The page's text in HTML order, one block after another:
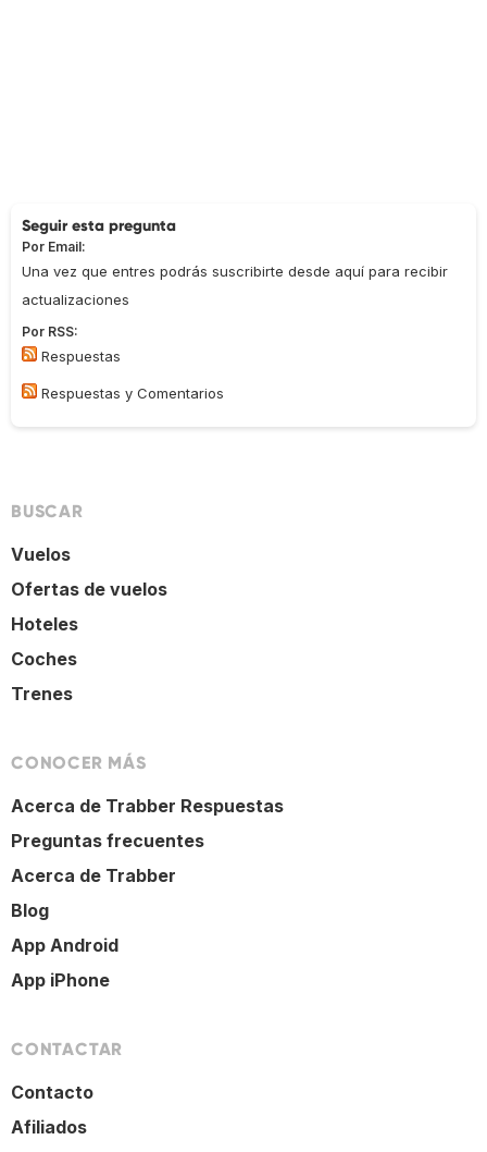
Seguir esta pregunta
Por Email:
Una vez que entres podrás suscribirte desde aquí para recibir
actualizaciones
Por RSS:
Respuestas
Respuestas y Comentarios
BUSCAR
Vuelos
Ofertas de vuelos
Hoteles
Coches
Trenes
CONOCER MÁS
Acerca de Trabber Respuestas
Preguntas frecuentes
Acerca de Trabber
Blog
App Android
App iPhone
CONTACTAR
Contacto
Afiliados